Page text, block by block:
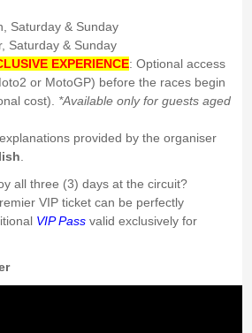
Saturday & Sunday
Saturday & Sunday
EXPERIENCE: Optional access
or MotoGP) before the races begin
cost). *Available only for guests aged
provided by the organiser
.
all three (3) days at the circuit?
VIP ticket can be perfectly
VIP Passvalid exclusively for